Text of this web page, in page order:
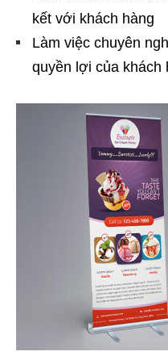
kết với khách hàng
Làm việc chuyên
quyền lợi của khách